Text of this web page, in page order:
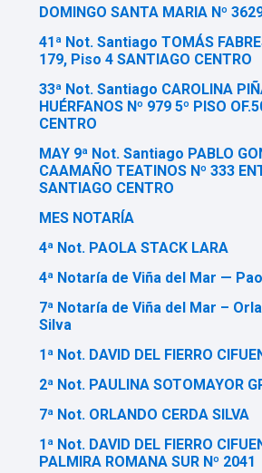
DOMINGO SANTA MARIA Nº
41ª Not. Santiago TOMÁS
179, Piso 4 SANTIAGO CENTRO
33ª Not. Santiago CAROLINA
HUÉRFANOS Nº 979 5º PISO
CENTRO
MAY 9ª Not. Santiago PABLO
CAAMAÑO TEATINOS Nº 333
SANTIAGO CENTRO
MES NOTARÍA
4ª Not. PAOLA STACK LARA
4ª Notaría de Viña del Mar —
7ª Notaría de Viña del Mar –
Silva
1ª Not. DAVID DEL FIERRO
2ª Not. PAULINA SOTOMAYOR
7ª Not. ORLANDO CERDA SILVA
1ª Not. DAVID DEL FIERRO
PALMIRA ROMANA SUR Nº 2041